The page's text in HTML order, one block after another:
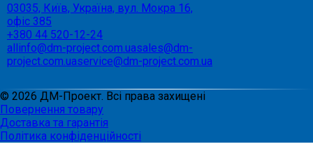
03035, Київ, Україна, вул. Мокра 16,
офіс 385
+380 44 520-12-24
allinfo@dm-project.com.uasales@dm-
project.com.uaservice@dm-project.com.ua
© 2026 ДМ-Проект. Всі права захищені
Повернення товару
Доставка та гарантія
Політика конфіденційності